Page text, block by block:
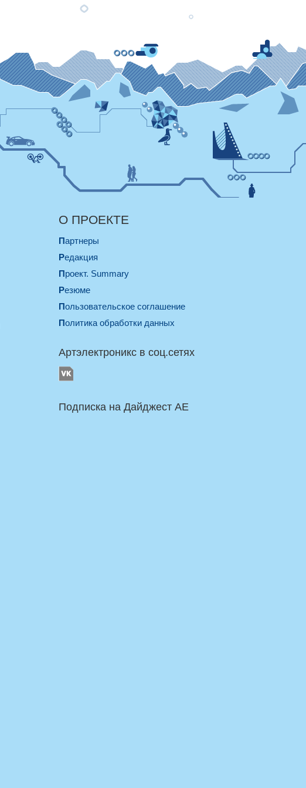
О ПРОЕКТЕ
Партнеры
Редакция
Проект. Summary
Резюме
Пользовательское соглашение
Политика обработки данных
Артэлектроникс в соц.сетях
Подписка на Дайджест AE